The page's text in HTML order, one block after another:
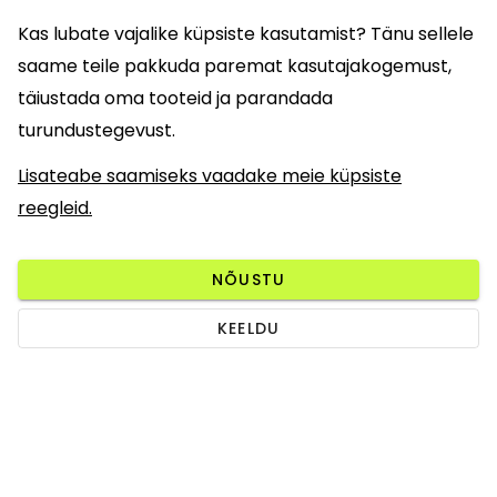
Kas lubate vajalike küpsiste kasutamist? Tänu sellele
saame teile pakkuda paremat kasutajakogemust,
täiustada oma tooteid ja parandada
turundustegevust.
Lisateabe saamiseks vaadake meie küpsiste
reegleid.
NÕUSTU
KEELDU